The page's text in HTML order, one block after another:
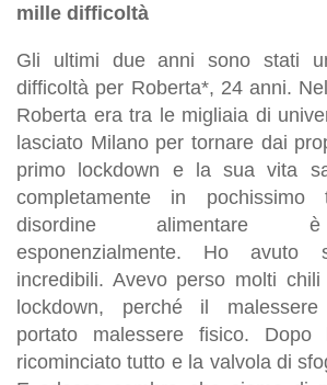
mille difficoltà
Gli ultimi due anni sono stati
difficoltà per Roberta*, 24 anni.
Roberta era tra le migliaia di
lasciato Milano per tornare dai
primo lockdown e la sua vita
completamente in
disordine alimentare è
esponenzialmente. Ho
incredibili. Avevo perso molti
lockdown, perché il
portato malessere fisico. Dopo
ricominciato tutto e la valvola di